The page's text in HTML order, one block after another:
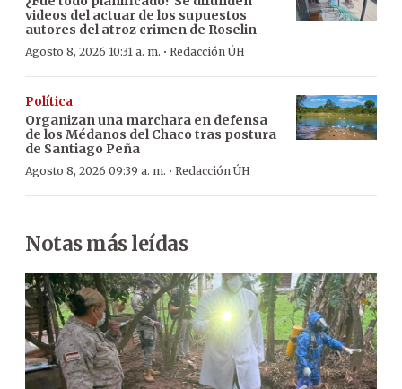
videos del actuar de los supuestos
autores del atroz crimen de Roselin
Agosto 8, 2026 10:31 a. m. · Redacción ÚH
Política
Organizan una marchara en defensa
de los Médanos del Chaco tras postura
de Santiago Peña
Agosto 8, 2026 09:39 a. m. · Redacción ÚH
Notas más leídas